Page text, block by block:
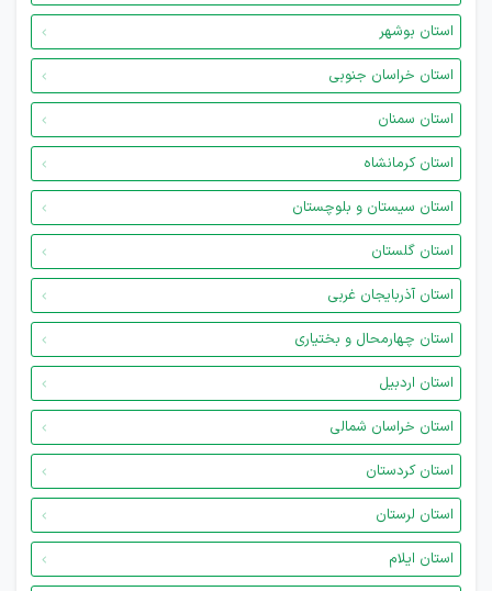
استان بوشهر
استان خراسان جنوبی
استان سمنان
استان کرمانشاه
استان سیستان و بلوچستان
استان گلستان
استان آذربایجان غربی
استان چهارمحال و بختیاری
استان اردبیل
استان خراسان شمالی
استان کردستان
استان لرستان
استان ایلام